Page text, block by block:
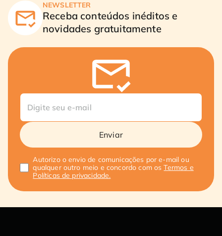
NEWSLETTER
Receba conteúdos inéditos e
novidades gratuitamente
Enviar
Autorizo o envio de comunicações por e-mail ou
qualquer outro meio e concordo com osTermos e
Políticas de privacidade.